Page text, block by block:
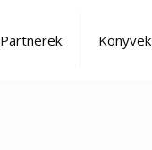
Partnerek Könyvek